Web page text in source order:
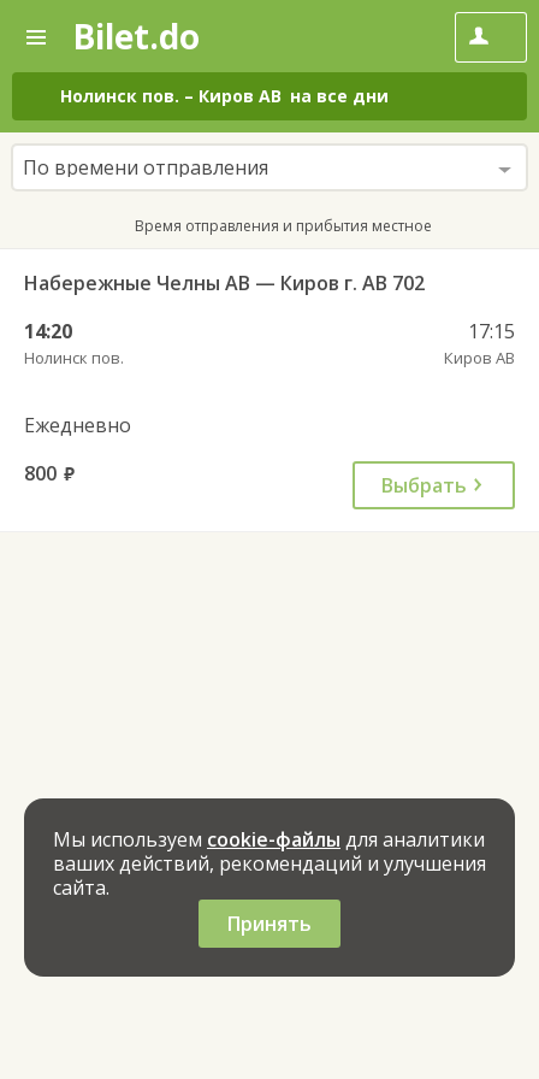
—
Поиск
и
покупка
билетов
на
автобус
онлайн
Bilet.do
Нолинск пов. – Киров АВ на все дни
По времени отправления
Время отправления и прибытия местное
Набережные Челны АВ — Киров г. АВ 702
14:20
Нолинск пов.
17:15
Киров АВ
Ежедневно
800 руб. Выбрать
Мы используем cookie-файлы для аналитики
ваших действий, рекомендаций и улучшения
сайта.
Принять